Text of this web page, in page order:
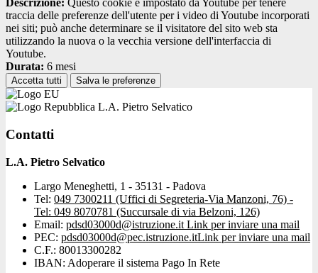
Descrizione: Questo cookie è impostato da Youtube per tenere
traccia delle preferenze dell'utente per i video di Youtube incorporati
nei siti; può anche determinare se il visitatore del sito web sta
utilizzando la nuova o la vecchia versione dell'interfaccia di
Youtube.
Durata: 6 mesi
Accetta tutti Salva le preferenze
L.A. Pietro Selvatico
Contatti
L.A. Pietro Selvatico
Largo Meneghetti, 1 - 35131 - Padova
Tel: 049 7300211 (Uffici di Segreteria-Via Manzoni, 76) -
Tel: 049 8070781 (Succursale di via Belzoni, 126)
Email: pdsd03000d@istruzione.it Link per inviare una mail
PEC: pdsd03000d@pec.istruzione.itLink per inviare una mail
C.F.: 80013300282
IBAN: Adoperare il sistema Pago In Rete